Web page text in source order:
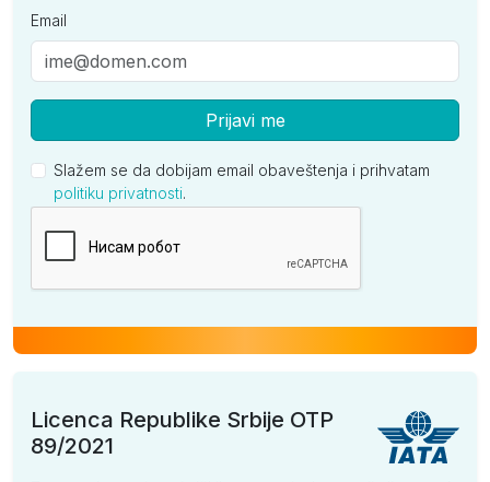
Email
Prijavi me
Slažem se da dobijam email obaveštenja i prihvatam
politiku privatnosti.
Licenca Republike Srbije OTP
89/2021